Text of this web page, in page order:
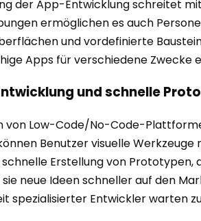
der App-Entwicklung schreitet
ermöglichen es auch
und vordefinierte
Apps für verschiedene Zwecke
und schnelle
Low-Code/No-Code-
Benutzer visuelle
Erstellung von
neue Ideen schneller auf den
spezialisierter Entwickler warten